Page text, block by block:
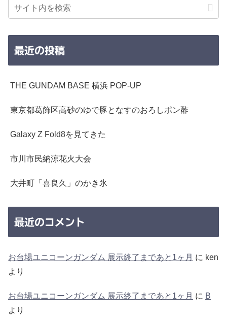
最近の投稿
THE GUNDAM BASE 横浜 POP-UP
東京都葛飾区高砂のゆで豚となすのおろしポン酢
Galaxy Z Fold8を見てきた
市川市民納涼花火大会
大井町「喜良久」のかき氷
最近のコメント
お台場ユニコーンガンダム 展示終了まであと1ヶ月 に ken
より
お台場ユニコーンガンダム 展示終了まであと1ヶ月 に B
より